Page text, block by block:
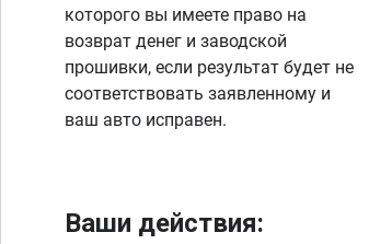
которого вы имеете право на
возврат денег и заводской
прошивки, если результат будет не
соответствовать заявленному и
ваш авто исправен.
Ваши действия: